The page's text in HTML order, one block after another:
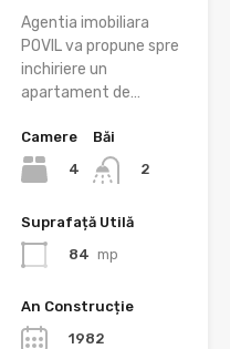
Agentia imobiliara
POVIL va propune spre
inchiriere un
apartament de…
Camere
4
Băi
2
Suprafață Utilă
84 mp
An Construcție
1982